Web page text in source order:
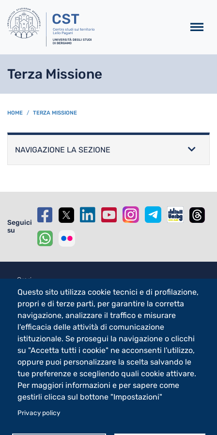
Terza Missione
BREADCRUMB
HOME TERZA MISSIONE
NAVIGAZIONE LA SEZIONE
Questo sito utilizza cookie tecnici e di profilazione,
propri e di terze parti, per garantire la corretta
navigazione, analizzare il traffico e misurare
l'efficacia delle attività di comunicazione
istituzionale. Se prosegui la navigazione o clicchi
su "Accetta tutti i cookie" ne acconsenti l'utilizzo,
oppure puoi personalizzare la scelta salvando le
tue preferenze e scegliendo quali cookie attivare.
Per maggiori informazioni e per sapere come
gestirli clicca sul bottone "Impostazioni"
Privacy policy
Seguici
su
Footer - 1
Orari
Centri di Ateneo
Footer - 2
Merchandising
Sostieni UniBg - 5x1000
Università degli studi di Bergamo
via Salvecchio 19
24129 Bergamo
Cod. Fiscale 80004350163
P.IVA 01612800167